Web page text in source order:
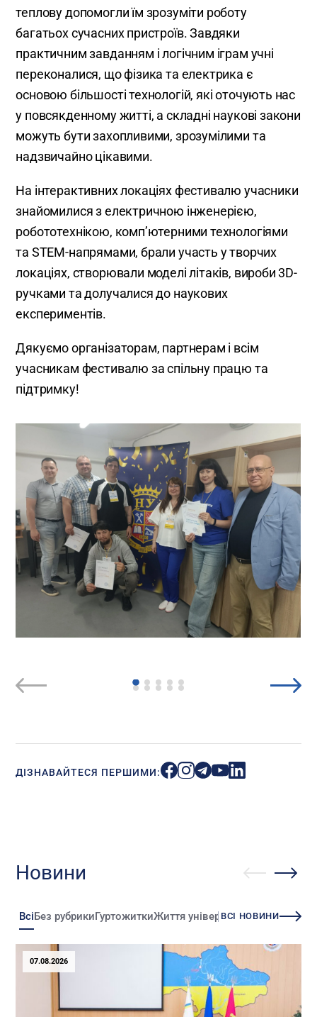
теплову допомогли їм зрозуміти роботу
багатьох сучасних пристроїв. Завдяки
практичним завданням і логічним іграм учні
переконалися, що фізика та електрика є
основою більшості технологій, які оточують нас
у повсякденному житті, а складні наукові закони
можуть бути захопливими, зрозумілими та
надзвичайно цікавими.
На інтерактивних локаціях фестивалю учасники
знайомилися з електричною інженерією,
робототехнікою, комп’ютерними технологіями
та STEM-напрямами, брали участь у творчих
локаціях, створювали моделі літаків, вироби 3D-
ручками та долучалися до наукових
експериментів.
Дякуємо організаторам, партнерам і всім
учасникам фестивалю за спільну працю та
підтримку!
ДІЗНАВАЙТЕСЯ ПЕРШИМИ:
Новини
Всі Без рубрики ГуртожиткиЖиття університетуЗміни
ВСІ НОВИНИ
07.08.2026